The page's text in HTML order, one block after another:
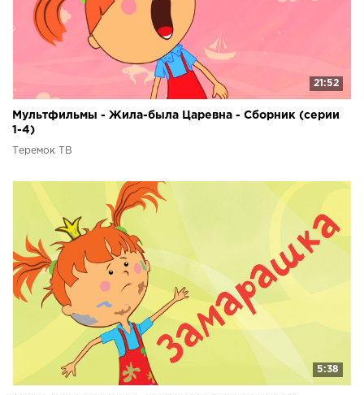
21:52
Мультфильмы - Жила-была Царевна - Сборник (серии
1-4)
Теремок ТВ
5:38